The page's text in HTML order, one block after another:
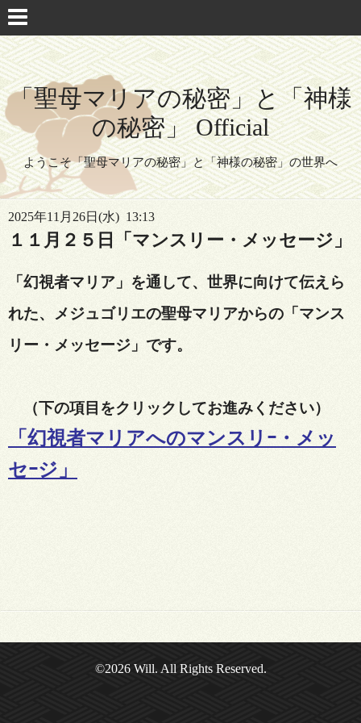
「聖母マリアの秘密」と「神様
の秘密」 Official
ようこそ「聖母マリアの秘密」と「神様の秘密」の世界へ
2025年11月26日(水) 13:13
１１月２５日「マンスリー・メッセージ」
「幻視者マリア」を通して、 世界に向けて伝えら
れた、メジュゴリエの聖母マリアからの「マンス
リー・メッセージ」です。
（下の項目をクリックしてお進みください）
「 幻視者マリアへのマンスリｰ・メッ
セｰジ 」
©2026 Will. All Rights Reserved.